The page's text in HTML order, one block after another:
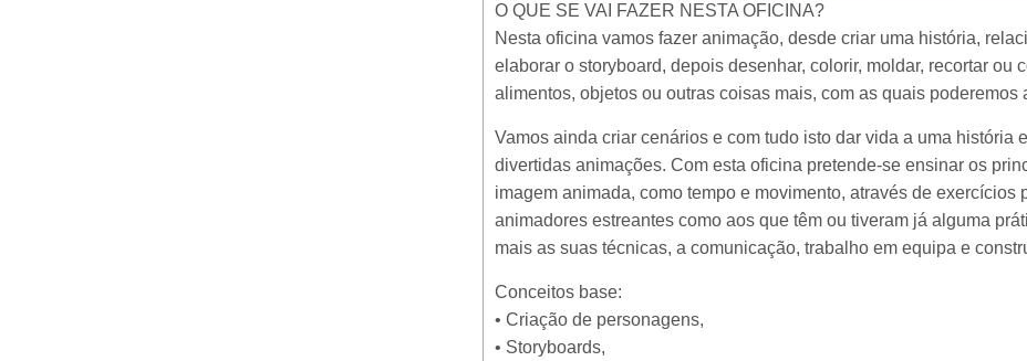
O QUE SE VAI FAZER NESTA OFICINA?
Nesta oficina vamos fazer animação, desde criar uma história,
elaborar o storyboard, depois desenhar, colorir, moldar, recortar ou
alimentos, objetos ou outras coisas mais, com as quais poderemos
Vamos ainda criar cenários e com tudo isto dar vida a uma história
divertidas animações. Com esta oficina pretende-se ensinar os
imagem animada, como tempo e movimento, através de exercícios
animadores estreantes como aos que têm ou tiveram já alguma
mais as suas técnicas, a comunicação, trabalho em equipa e
Conceitos base:
• Criação de personagens,
• Storyboards,